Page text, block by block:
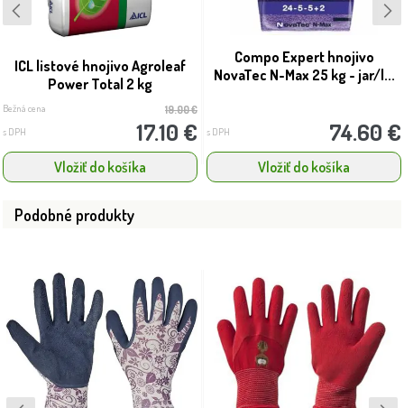
ICL listové hnojivo Agroleaf
Power Total 2 kg
Bežná cena 19.00 €
s DPH 17.10 €
Vložiť do košíka
Compo Expert hnojivo
NovaTec N-Max 25 kg - jar/l...
s DPH 74.60 €
Vložiť do košíka
Podobné produkty